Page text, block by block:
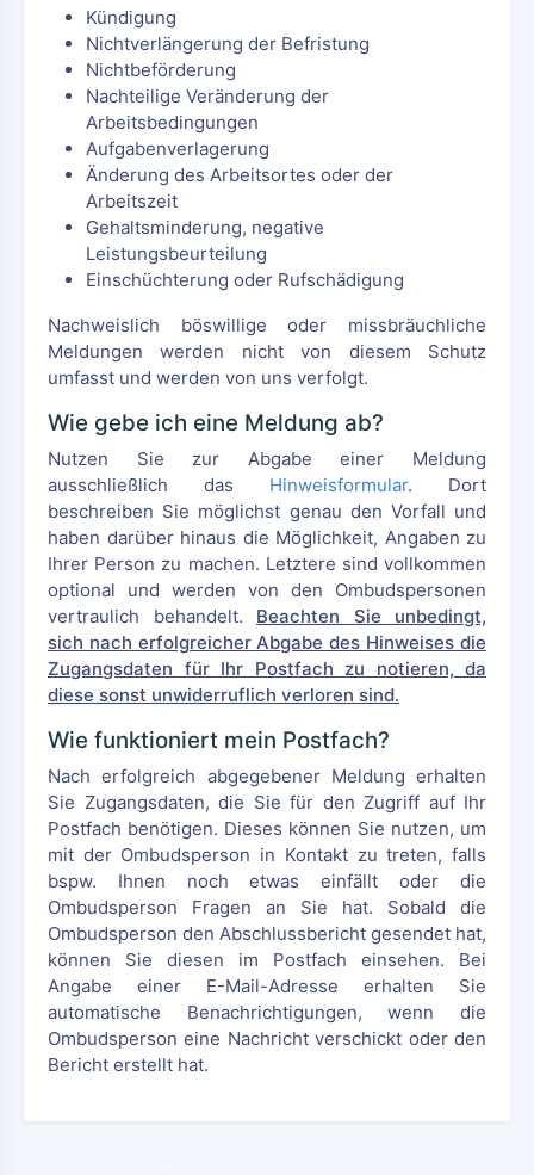
Kündigung
Nichtverlängerung der Befristung
Nichtbeförderung
Nachteilige Veränderung der
Arbeitsbedingungen
Aufgabenverlagerung
Änderung des Arbeitsortes oder der
Arbeitszeit
Gehaltsminderung, negative
Leistungsbeurteilung
Einschüchterung oder Rufschädigung
Nachweislich böswillige oder missbräuchliche
Meldungen werden nicht von diesem Schutz
umfasst und werden von uns verfolgt.
Wie gebe ich eine Meldung ab?
Nutzen Sie zur Abgabe einer Meldung
ausschließlich das Hinweisformular. Dort
beschreiben Sie möglichst genau den Vorfall und
haben darüber hinaus die Möglichkeit, Angaben zu
Ihrer Person zu machen. Letztere sind vollkommen
optional und werden von den Ombudspersonen
vertraulich behandelt. Beachten Sie unbedingt,
sich nach erfolgreicher Abgabe des Hinweises die
Zugangsdaten für Ihr Postfach zu notieren, da
diese sonst unwiderruflich verloren sind.
Wie funktioniert mein Postfach?
Nach erfolgreich abgegebener Meldung erhalten
Sie Zugangsdaten, die Sie für den Zugriff auf Ihr
Postfach benötigen. Dieses können Sie nutzen, um
mit der Ombudsperson in Kontakt zu treten, falls
bspw. Ihnen noch etwas einfällt oder die
Ombudsperson Fragen an Sie hat. Sobald die
Ombudsperson den Abschlussbericht gesendet hat,
können Sie diesen im Postfach einsehen. Bei
Angabe einer E-Mail-Adresse erhalten Sie
automatische Benachrichtigungen, wenn die
Ombudsperson eine Nachricht verschickt oder den
Bericht erstellt hat.